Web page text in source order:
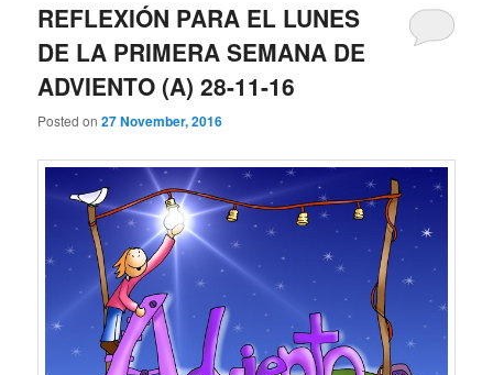
REFLEXIÓN PARA EL LUNES
DE LA PRIMERA SEMANA DE
ADVIENTO (A) 28-11-16
Posted on27 November, 2016